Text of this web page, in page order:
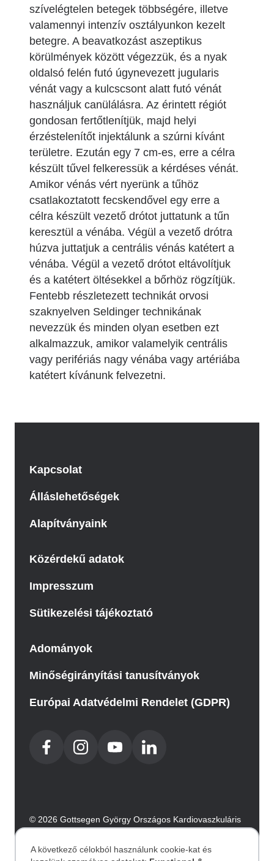
szívelégtelen betegek többségére, illetve
valamennyi intenzív osztályunkon kezelt
betegre. A beavatkozást aszeptikus
körülmények között végezzük, és a nyak
oldalsó felén futó úgynevezett jugularis
vénát vagy a kulcscsont alatt futó vénát
használjuk canülálásra. Az érintett régiót
gondosan fertőtlenítjük, majd helyi
érzéstelenítőt injektálunk a szúrni kívánt
területre. Ezután egy 7 cm-es, erre a célra
készült tűvel felkeressük a kérdéses vénát.
Amikor vénás vért nyerünk a tűhöz
csatlakoztatott fecskendővel egy erre a
célra készült vezető drótot juttatunk a tűn
keresztül a vénába. Végül a vezető drótra
húzva juttatjuk a centrális vénás katétert a
vénába. Végül a vezető drótot eltávolítjuk
és a katétert öltésekkel a bőrhöz rögzítjük.
Fentebb részletezett technikát orvosi
szaknyelven Seldinger technikának
nevezzük és minden olyan esetben ezt
alkalmazzuk, amikor valamelyik centrális
vagy perifériás nagy vénába vagy artériába
katétert kívánunk felvezetni.
Kapcsolat
Álláslehetőségek
Alapítványaink
Közérdekű adatok
Impresszum
Sütikezelési tájékoztató
Adományok
Minőségirányítási tanusítványok
Európai Adatvédelmi Rendelet (GDPR)
© 2026 Gottsegen György Országos Kardiovaszkuláris
Intézet. Minden jog fenntartva.
A következő célokból használunk cookie-kat és